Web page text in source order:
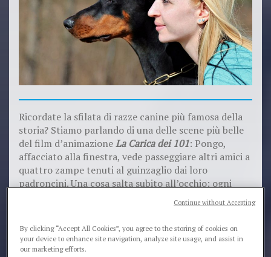
Ricordate la sfilata di razze canine più famosa della
storia? Stiamo parlando di una delle scene più belle
del film d’animazioneLa Carica dei 101: Pongo,
affacciato alla finestra, vede passeggiare altri amici a
quattro zampe tenuti al guinzaglio dai loro
padroncini. Una cosa salta subito all’occhio: ogni
cane è una piccola, simpatica, copia del suo padrone.
Uguale portamento, simili persino nella fisionomia!
Chissà quante volte, anche noi come Pongo, abbiamo
notato una certa somiglianza tra cucciolo peloso e
bipede-padrone. Il primo pensiero sarà stato
By clicking “Accept All Cookies”, you agree to the storing of cookies on
your device to enhance site navigation, analyze site usage, and assist in
our marketing efforts.
Continue without Accepting